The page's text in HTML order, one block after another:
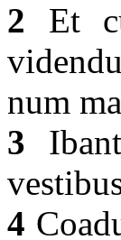
2 Et
num
3
4